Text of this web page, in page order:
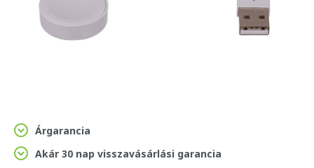
Árgarancia
Akár 30 nap visszavásárlási garancia